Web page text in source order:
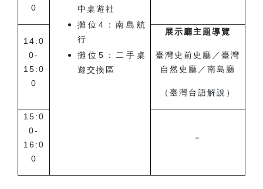
中桌遊社
攤位 4
：南島航
行
攤位 5
：二手桌
遊交換區
0
14:0
0-
15:0
0
展示廳主題導覽
臺灣史前史廳／臺灣
自然史廳／南島廳
（臺灣台語解說）
15:0
0-
16:0
0
－